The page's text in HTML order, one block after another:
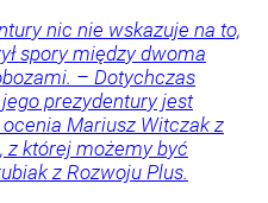
nic nie wskazuje na to,
spory między dwoma
– Dotychczas
prezydentury jest
Mariusz Witczak z
z której możemy być
z Rozwoju Plus.